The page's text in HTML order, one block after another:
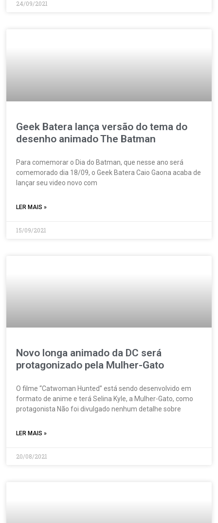
24/09/2021
Geek Batera lança versão do tema do
desenho animado The Batman
Para comemorar o Dia do Batman, que nesse ano será
comemorado dia 18/09, o Geek Batera Caio Gaona acaba de
lançar seu video novo com
LER MAIS »
15/09/2021
Novo longa animado da DC será
protagonizado pela Mulher-Gato
O filme “Catwoman Hunted” está sendo desenvolvido em
formato de anime e terá Selina Kyle, a Mulher-Gato, como
protagonista Não foi divulgado nenhum detalhe sobre
LER MAIS »
20/08/2021